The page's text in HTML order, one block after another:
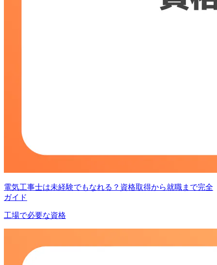
電気工事士は未経験でもなれる？資格取得から就職まで完全
ガイド
工場で必要な資格